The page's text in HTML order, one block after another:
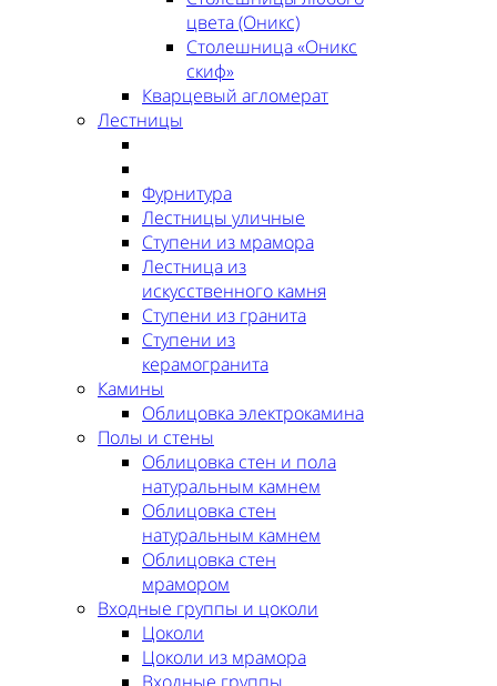
цвета (Оникс)
Столешница «Оникс
скиф»
Кварцевый агломерат
Лестницы
Фурнитура
Лестницы уличные
Ступени из мрамора
Лестница из
искусственного камня
Ступени из гранита
Ступени из
керамогранита
Камины
Облицовка электрокамина
Полы и стены
Облицовка стен и пола
натуральным камнем
Облицовка стен
натуральным камнем
Облицовка стен
мрамором
Входные группы и цоколи
Цоколи
Цоколи из мрамора